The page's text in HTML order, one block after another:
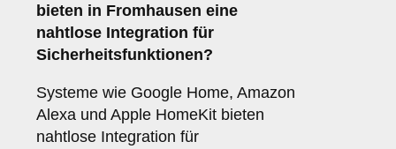
bieten in Fromhausen eine
nahtlose Integration für
Sicherheitsfunktionen?
Systeme wie Google Home, Amazon
Alexa und Apple HomeKit bieten
nahtlose Integration für